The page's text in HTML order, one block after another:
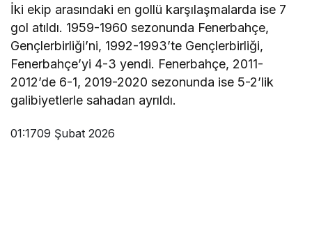
İki ekip arasındaki en gollü karşılaşmalarda ise 7
gol atıldı. 1959-1960 sezonunda Fenerbahçe,
Gençlerbirliği’ni, 1992-1993’te Gençlerbirliği,
Fenerbahçe’yi 4-3 yendi. Fenerbahçe, 2011-
2012’de 6-1, 2019-2020 sezonunda ise 5-2’lik
galibiyetlerle sahadan ayrıldı.
01:1709 Şubat 2026